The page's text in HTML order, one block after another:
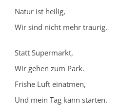
Natur ist heilig,
Wir sind nicht mehr traurig.
Statt Supermarkt,
Wir gehen zum Park.
Frishe Luft einatmen,
Und mein Tag kann starten.